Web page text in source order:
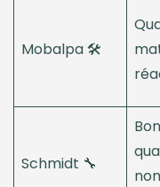
Mobalpa 🛠️
Schmidt 🔧